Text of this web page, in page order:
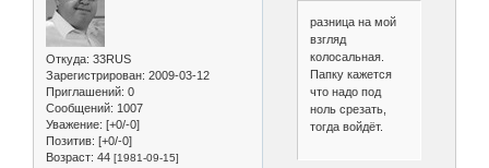
Откуда: 33RUS
Зарегистрирован: 2009-03-12
Приглашений: 0
Сообщений: 1007
Уважение: [+0/-0]
Позитив: [+0/-0]
Возраст: 44 [1981-09-15]
разница на мой
взгляд
колосальная.
Папку кажется
что надо под
ноль срезать,
тогда войдёт.